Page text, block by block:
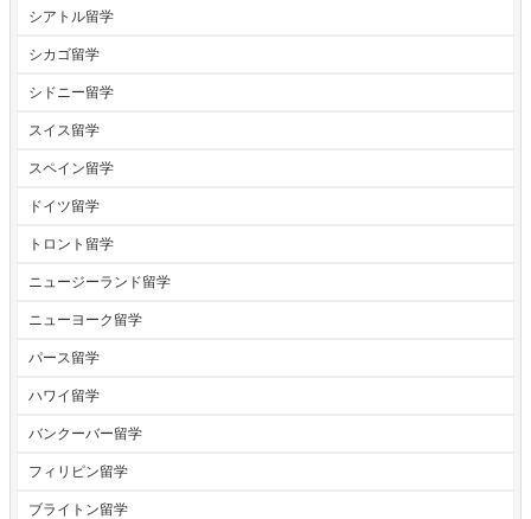
シアトル留学
シカゴ留学
シドニー留学
スイス留学
スペイン留学
ドイツ留学
トロント留学
ニュージーランド留学
ニューヨーク留学
パース留学
ハワイ留学
バンクーバー留学
フィリピン留学
ブライトン留学